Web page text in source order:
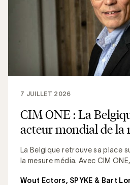
CIM ONE : La
acteur mondial de la
La Belgique retrouve sa place
la mesure média. Avec CIM
7 JUILLET 2026
Wout Ectors, SPYKE & Bart